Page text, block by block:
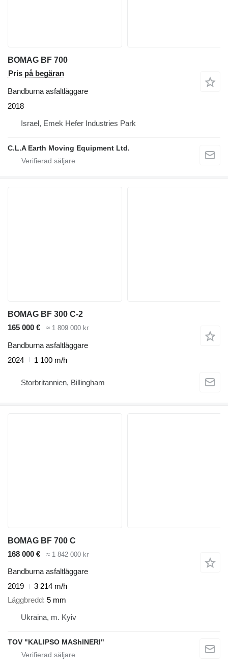
BOMAG BF 700
Pris på begäran
Bandburna asfaltläggare
2018
Israel, Emek Hefer Industries Park
C.L.A Earth Moving Equipment Ltd.
BOMAG BF 300 C-2
165 000 €
≈ 1 809 000 kr
Bandburna asfaltläggare
2024
1 100 m/h
Storbritannien, Billingham
BOMAG BF 700 C
168 000 €
≈ 1 842 000 kr
Bandburna asfaltläggare
2019
3 214 m/h
Läggbredd 5 mm
Ukraina, m. Kyiv
TOV "KALIPSO MAShINERI"